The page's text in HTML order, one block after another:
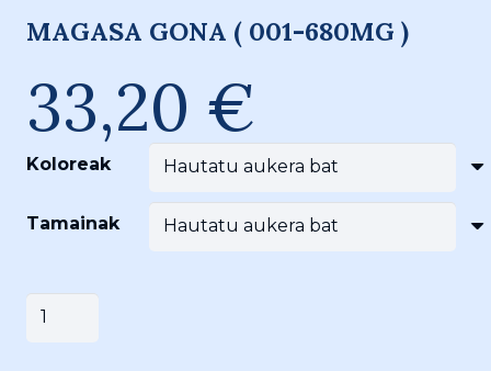
MAGASA GONA ( 001-680MG )
33,20 €
Koloreak
Tamainak